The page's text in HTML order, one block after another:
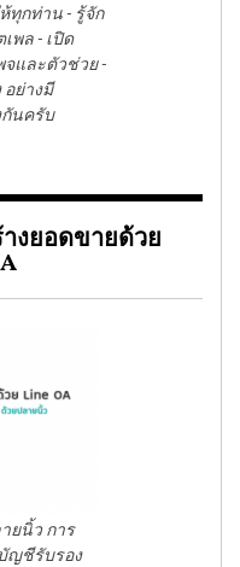
ห้ทุกท่าน - รู้จัก
พล - เปิด
จและตัวช่วย -
ย่างมี
กันครับ
งยอดขายด้วย
ายนิ้ว การ
บัญชีรับรอง